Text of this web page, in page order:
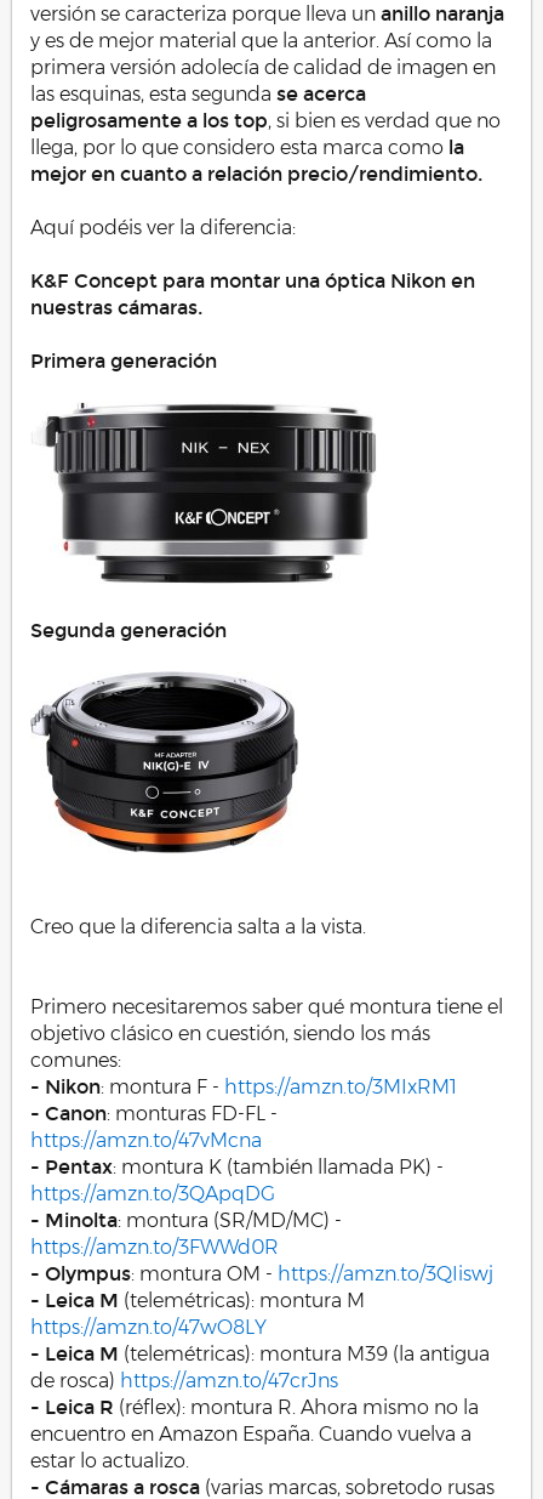
versión se caracteriza porque lleva un anillo naranja
y es de mejor material que la anterior. Así como la
primera versión adolecía de calidad de imagen en
las esquinas, esta segunda se acerca
peligrosamente a los top, si bien es verdad que no
llega, por lo que considero esta marca como la
mejor en cuanto a relación precio/rendimiento.
Aquí podéis ver la diferencia:
K&F Concept para montar una óptica Nikon en
nuestras cámaras.
Primera generación
Segunda generación
Creo que la diferencia salta a la vista.
Primero necesitaremos saber qué montura tiene el
objetivo clásico en cuestión, siendo los más
comunes:
- Nikon: montura F - https://amzn.to/3MIxRM1
- Canon: monturas FD-FL -
https://amzn.to/47vMcna
- Pentax: montura K (también llamada PK) -
https://amzn.to/3QApqDG
- Minolta: montura (SR/MD/MC) -
https://amzn.to/3FWWd0R
- Olympus: montura OM - https://amzn.to/3QIiswj
- Leica M (telemétricas): montura M
https://amzn.to/47wO8LY
- Leica M (telemétricas): montura M39 (la antigua
de rosca) https://amzn.to/47crJns
- Leica R (réflex): montura R. Ahora mismo no la
encuentro en Amazon España. Cuando vuelva a
estar lo actualizo.
- Cámaras a rosca (varias marcas, sobretodo rusas